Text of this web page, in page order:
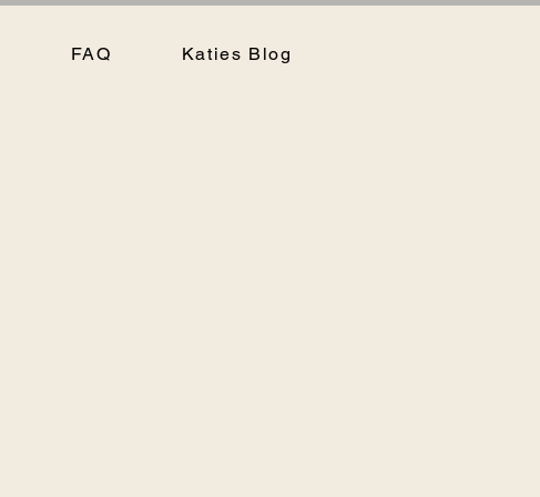
FAQ Katies Blog